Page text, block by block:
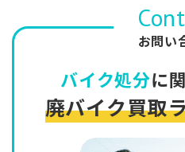
お問い
バイク処分に
廃バイク買取